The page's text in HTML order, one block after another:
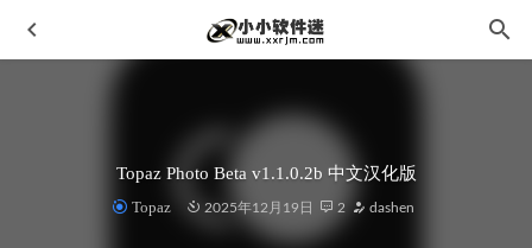
Topaz Photo Beta v1.1.0.2b 中文汉化版
Topaz 2025年12月19日 2 dashen